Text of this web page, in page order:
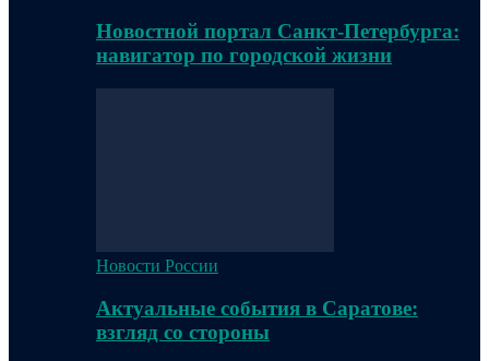
Новостной портал Санкт-Петербурга:
навигатор по городской жизни
Новости России
Актуальные события в Саратове:
взгляд со стороны